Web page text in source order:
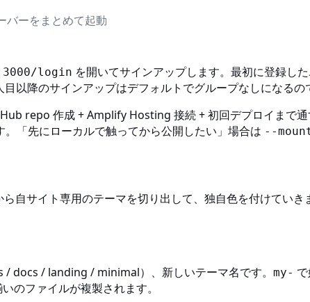
ーをまとめて起動
login を開いてサインアップします。最初に登録し
以降のサインアップはデフォルトでグループなしになる
repo 作成 + Amplify Hosting 接続 + 初回デプロイまで
。「先にローカルで触ってから公開したい」場合は --
自サイト専用のテーマを切り出して、独自色を付けていき
docs / landing / minimal）、新しいテーマ名です。 my-
のファイルが複製されます。